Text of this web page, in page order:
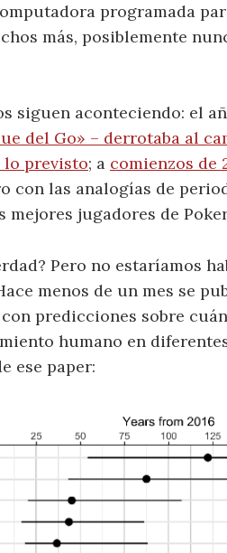
programada
más, posiblemente
siguen aconteciendo: el
del Go» – derrotaba al
lo previsto; a comienzos de
con las analogías de
mejores jugadores de
Pero no estaríamos
menos de un mes se
con predicciones sobre
humano en
ese paper: